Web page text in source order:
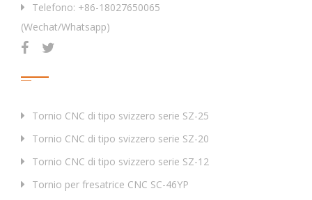
Telefono: +86-18027650065
(Wechat/Whatsapp)
Tornio CNC di tipo svizzero serie SZ-25
Tornio CNC di tipo svizzero serie SZ-20
Tornio CNC di tipo svizzero serie SZ-12
Tornio per fresatrice CNC SC-46YP